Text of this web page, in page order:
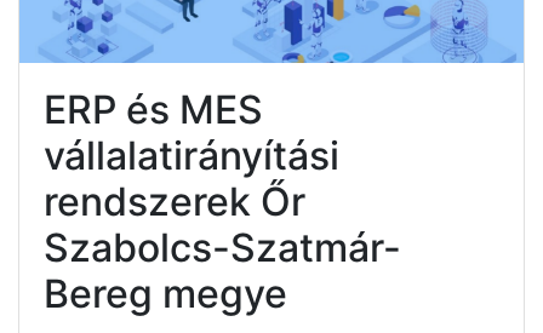
ERP és MES
vállalatirányítási
rendszerek Őr
Szabolcs-Szatmár-
Bereg megye